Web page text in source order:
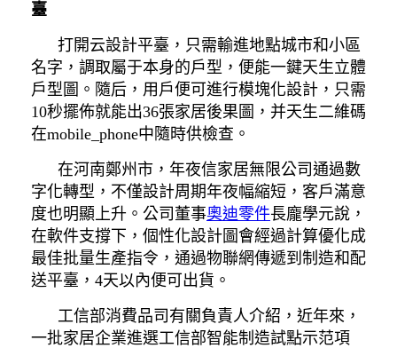
臺
打開云設計平臺，只需輸進地點城市和小區
名字，調取屬于本身的戶型，便能一鍵天生立體
戶型圖。隨后，用戶便可進行模塊化設計，只需
10秒擺佈就能出36張家居後果圖，并天生二維碼
在mobile_phone中隨時供檢查。
在河南鄭州市，年夜信家居無限公司通過數
字化轉型，不僅設計周期年夜幅縮短，客戶滿意
度也明顯上升。公司董事奧迪零件長龐學元說，
在軟件支撐下，個性化設計圖會經過計算優化成
最佳批量生產指令，通過物聯網傳遞到制造和配
送平臺，4天以內便可出貨。
工信部消費品司有關負責人介紹，近年來，
一批家居企業進選工信部智能制造試點示范項